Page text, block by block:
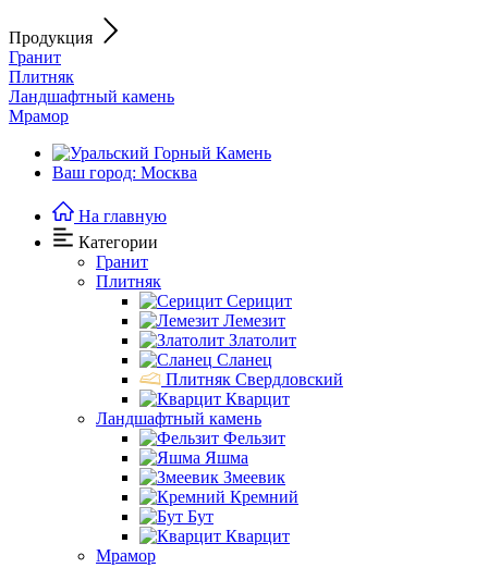
Продукция
Гранит
Плитняк
Ландшафтный камень
Мрамор
Ваш город: Москва
На главную
Категории
Гранит
Плитняк
Серицит
Лемезит
Златолит
Сланец
Плитняк Свердловский
Кварцит
Ландшафтный камень
Фельзит
Яшма
Змеевик
Кремний
Бут
Кварцит
Мрамор